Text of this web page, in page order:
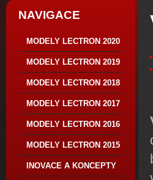
NAVIGACE
MODELY LECTRON 2020
MODELY LECTRON 2019
MODELY LECTRON 2018
MODELY LECTRON 2017
MODELY LECTRON 2016
MODELY LECTRON 2015
INOVACE A KONCEPTY